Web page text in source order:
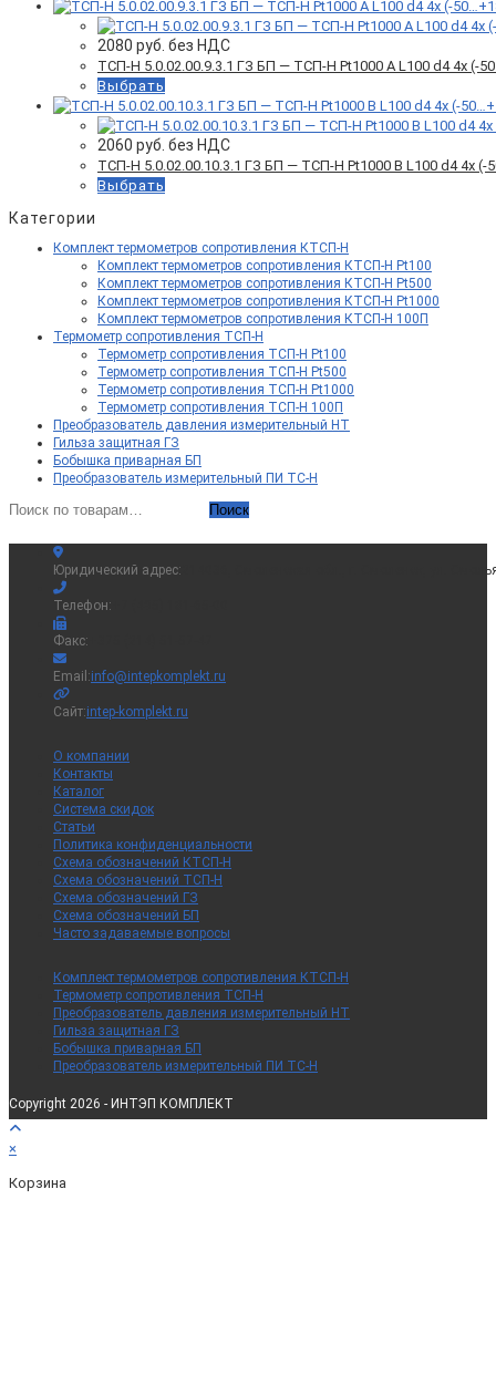
2080 руб. без НДС
ТСП-Н 5.0.02.00.9.3.1 ГЗ БП — ТСП-Н Pt1000 A L100 d4 4x (-
Выбрать
2060 руб. без НДС
ТСП-Н 5.0.02.00.10.3.1 ГЗ БП — ТСП-Н Pt1000 B L100 d4 4x
Выбрать
Категории
Комплект термометров сопротивления КТСП-Н
Комплект термометров сопротивления КТСП-Н Pt100
Комплект термометров сопротивления КТСП-Н Pt500
Комплект термометров сопротивления КТСП-Н Pt1000
Комплект термометров сопротивления КТСП-Н 100П
Термометр сопротивления ТСП-Н
Термометр сопротивления ТСП-Н Pt100
Термометр сопротивления ТСП-Н Pt500
Термометр сопротивления ТСП-Н Pt1000
Термометр сопротивления ТСП-Н 100П
Преобразователь давления измерительный НТ
Гильза защитная ГЗ
Бобышка приварная БП
Преобразователь измерительный ПИ ТС-Н
Искать:
Поиск
Юридический адрес: 214036, Смоленская обл., г. Смоленск, ул.
Телефон:
Факс:
Email:info@intepkomplekt.ru
Сайт:intep-komplekt.ru
О компании
Контакты
Каталог
Система скидок
Статьи
Политика конфиденциальности
Схема обозначений КТСП-Н
Схема обозначений ТСП-Н
Схема обозначений ГЗ
Схема обозначений БП
Часто задаваемые вопросы
Комплект термометров сопротивления КТСП-Н
Термометр сопротивления ТСП-Н
Преобразователь давления измерительный НТ
Гильза защитная ГЗ
Бобышка приварная БП
Преобразователь измерительный ПИ ТС-Н
Copyright 2026 - ИНТЭП КОМПЛЕКТ
×
Корзина